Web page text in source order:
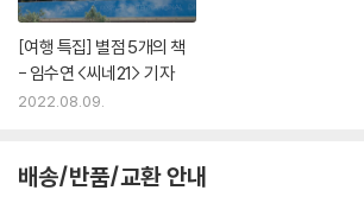
[여행 특집] 별점 5개의 책
- 임수연 <씨네21> 기자
2022.08.09.
배송/반품/교환 안내